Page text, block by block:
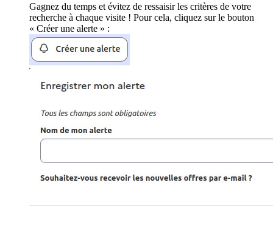
Gagnez du temps et évitez de ressaisir les critères de votre
recherche à chaque visite ! Pour cela, cliquez sur le bouton
« Créer une alerte » :